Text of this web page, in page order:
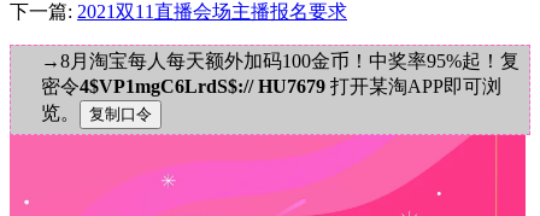
下一篇: 2021双11直播会场主播报名要求
→8月淘宝每人每天额外加码100金币！中奖率95%起！复
密令4$VP1mgC6LrdS$:// HU7679 打开某淘APP即可浏
览。